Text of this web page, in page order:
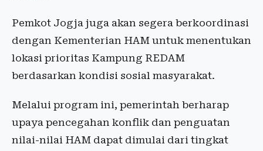
Pemkot Jogja juga akan segera berkoordinasi
dengan Kementerian HAM untuk menentukan
lokasi prioritas Kampung REDAM
berdasarkan kondisi sosial masyarakat.
Melalui program ini, pemerintah berharap
upaya pencegahan konflik dan penguatan
nilai-nilai HAM dapat dimulai dari tingkat